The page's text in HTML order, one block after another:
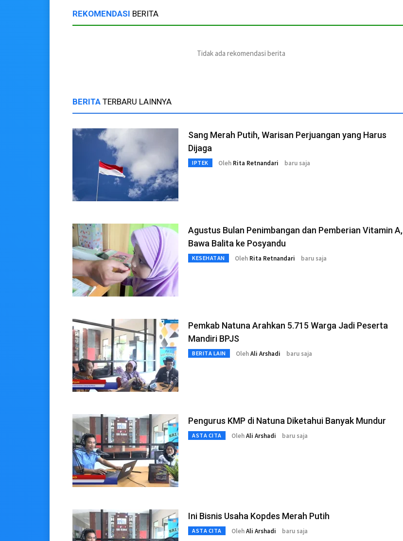
REKOMENDASI BERITA
Tidak ada rekomendasi berita
BERITA TERBARU LAINNYA
Sang Merah Putih, Warisan Perjuangan yang Harus
Dijaga
IPTEK Oleh Rita Retnandari baru saja
Agustus Bulan Penimbangan dan Pemberian Vitamin A,
Bawa Balita ke Posyandu
KESEHATAN Oleh Rita Retnandari baru saja
Pemkab Natuna Arahkan 5.715 Warga Jadi Peserta
Mandiri BPJS
BERITA LAIN OlehAli Arshadi baru saja
Pengurus KMP di Natuna Diketahui Banyak Mundur
ASTA CITA OlehAli Arshadi baru saja
Ini Bisnis Usaha Kopdes Merah Putih
ASTA CITA OlehAli Arshadi baru saja